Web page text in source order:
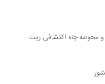
محوطه چاه اکتشافی ریت